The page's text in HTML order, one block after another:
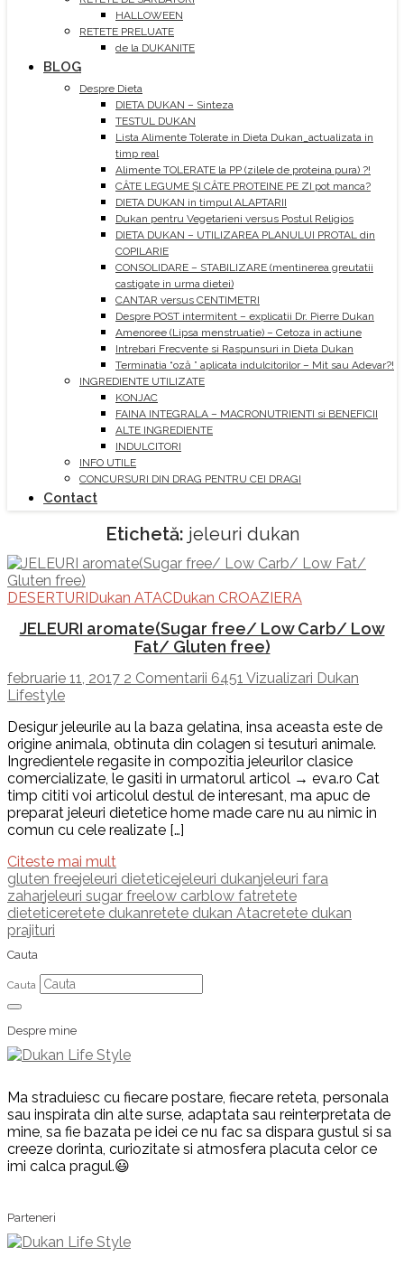
HALLOWEEN
RETETE PRELUATE
de la DUKANITE
BLOG
Despre Dieta
DIETA DUKAN – Sinteza
TESTUL DUKAN
Lista Alimente Tolerate in Dieta Dukan_actualizata in
timp real
Alimente TOLERATE la PP (zilele de proteina pura) ?!
CÂTE LEGUME ȘI CÂTE PROTEINE PE ZI pot manca?
DIETA DUKAN in timpul ALAPTARII
Dukan pentru Vegetarieni versus Postul Religios
DIETA DUKAN – UTILIZAREA PLANULUI PROTAL din
COPILARIE
CONSOLIDARE – STABILIZARE (mentinerea greutatii
castigate in urma dietei)
CANTAR versus CENTIMETRI
Despre POST intermitent – explicatii Dr. Pierre Dukan
Amenoree (Lipsa menstruatie) – Cetoza in actiune
Intrebari Frecvente si Raspunsuri in Dieta Dukan
Terminatia “oză ” aplicata indulcitorilor – Mit sau Adevar?!
INGREDIENTE UTILIZATE
KONJAC
FAINA INTEGRALA – MACRONUTRIENTI si BENEFICII
ALTE INGREDIENTE
INDULCITORI
INFO UTILE
CONCURSURI DIN DRAG PENTRU CEI DRAGI
Contact
Etichetă: jeleuri dukan
DESERTURI Dukan ATACDukan CROAZIERA
JELEURI aromate(Sugar free/ Low Carb/ Low
Fat/ Gluten free)
februarie 11, 2017 2 Comentarii 6451 Vizualizari Dukan
Lifestyle
Desigur jeleurile au la baza gelatina, insa aceasta este de
origine animala, obtinuta din colagen si tesuturi animale.
Ingredientele regasite in compozitia jeleurilor clasice
comercializate, le gasiti in urmatorul articol → eva.ro Cat
timp cititi voi articolul destul de interesant, ma apuc de
preparat jeleuri dietetice home made care nu au nimic in
comun cu cele realizate […]
Citeste mai mult
gluten freejeleuri dieteticejeleuri dukanjeleuri fara
zaharjeleuri sugar freelow carblow fatretete
dieteticeretete dukanretete dukan Atacretete dukan
prajituri
Cauta
Cauta
Despre mine
Ma straduiesc cu fiecare postare, fiecare reteta, personala
sau inspirata din alte surse, adaptata sau reinterpretata de
mine, sa fie bazata pe idei ce nu fac sa dispara gustul si sa
creeze dorinta, curiozitate si atmosfera placuta celor ce
imi calca pragul.😃
Parteneri